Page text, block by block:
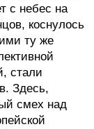
с небес на
коснулось
ту же
стали
Здесь,
смех над